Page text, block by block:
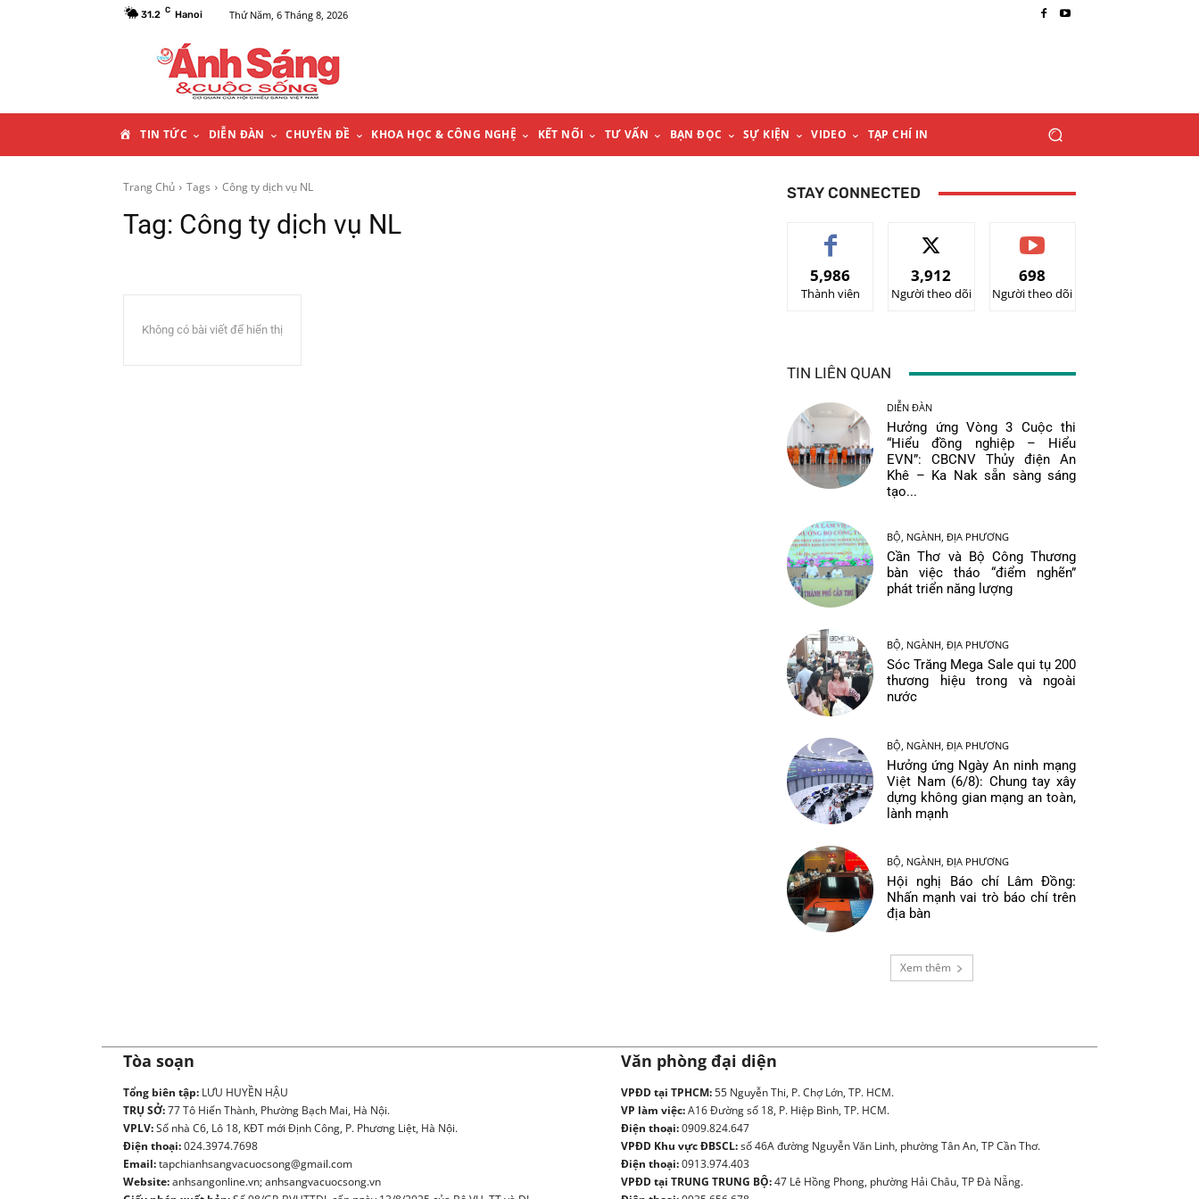
31.2 C Hanoi Thứ Năm, 6 Tháng 8, 2026
A
TIN TỨC DIỄN ĐÀN CHUYÊN ĐỀ KHOA HỌC & CÔNG NGHỆ KẾT NỐI TƯ VẤN BẠN ĐỌC SỰ KIỆN VIDEO TẠP CHÍ IN
Trang Chủ Tags Công ty dịch vụ NL
Tag: Công ty dịch vụ NL
Không có bài viết để hiển thị
STAY CONNECTED
5,986
Thành viên
3,912
Người theo dõi
698
Người theo dõi
TIN LIÊN QUAN
DIỄN ĐÀN
Hưởng ứng Vòng 3 Cuộc thi
“Hiểu đồng nghiệp – Hiểu
EVN”: CBCNV Thủy điện An
Khê – Ka Nak sẵn sàng sáng
tạo...
BỘ, NGÀNH, ĐỊA PHƯƠNG
Cần Thơ và Bộ Công Thương
bàn việc tháo “điểm nghẽn”
phát triển năng lượng
BỘ, NGÀNH, ĐỊA PHƯƠNG
Sóc Trăng Mega Sale qui tụ 200
thương hiệu trong và ngoài
nước
BỘ, NGÀNH, ĐỊA PHƯƠNG
Hưởng ứng Ngày An ninh mạng
Việt Nam (6/8): Chung tay xây
dựng không gian mạng an toàn,
lành mạnh
BỘ, NGÀNH, ĐỊA PHƯƠNG
Hội nghị Báo chí Lâm Đồng:
Nhấn mạnh vai trò báo chí trên
địa bàn
Xem thêm
Tòa soạn
Tổng biên tập: LƯU HUYỀN HẬU
TRỤ SỞ:77 Tô Hiến Thành, Phường Bạch Mai, Hà Nội.
VPLV:Số nhà C6, Lô 18, KĐT mới Định Công, P. Phương Liệt, Hà Nội.
Điện thoại:024.3974.7698
Email:tapchianhsangvacuocsong@gmail.com
Website:anhsangonline.vn; anhsangvacuocsong.vn
Văn phòng đại diện
VPĐD tại TPHCM:55 Nguyễn Thi, P. Chợ Lớn, TP. HCM.
VP làm việc:A16 Đường số 18, P. Hiệp Bình, TP. HCM.
Điện thoại:0909.824.647
VPĐD Khu vực ĐBSCL:số 46A đường Nguyễn Văn Linh, phường Tân An, TP Cần Thơ.
Điện thoại:0913.974.403
VPĐD tại TRUNG TRUNG BỘ:47 Lê Hồng Phong, phường Hải Châu, TP Đà Nẵng.